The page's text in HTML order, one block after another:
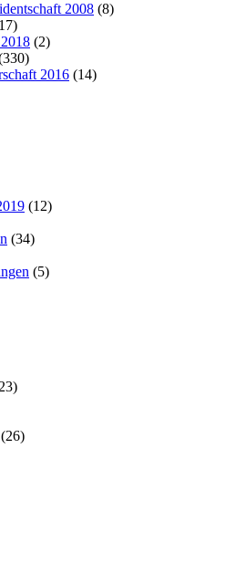
2008 (8)
(2)
2016 (14)
(12)
(34)
(5)
(26)